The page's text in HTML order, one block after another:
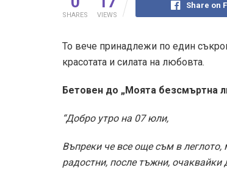
SHARES VIEWS
Share on
То вече принадлежи по един
красотата и силата на любовта.
Бетовен до „Моята безсмъртна
“Добро утро на 07 юли,
Въпреки че все още съм в
радостни, после тъжни,